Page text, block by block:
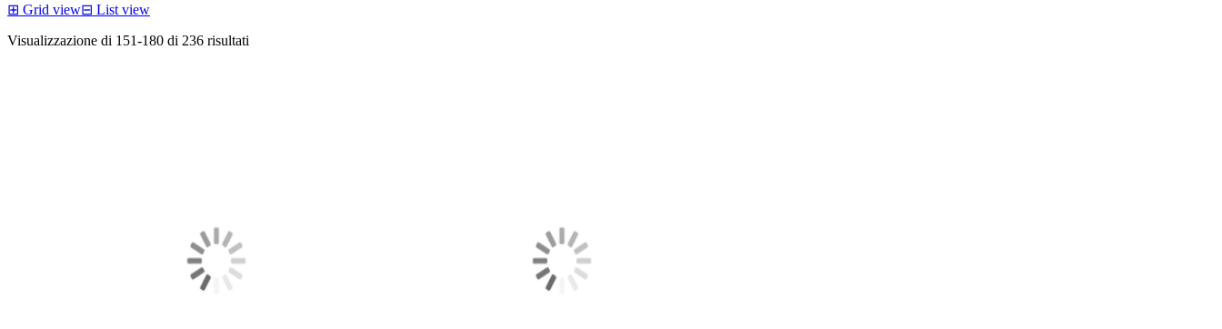
⊞ Grid view⊟ List view
Visualizzazione di 151-180 di 236 risultati